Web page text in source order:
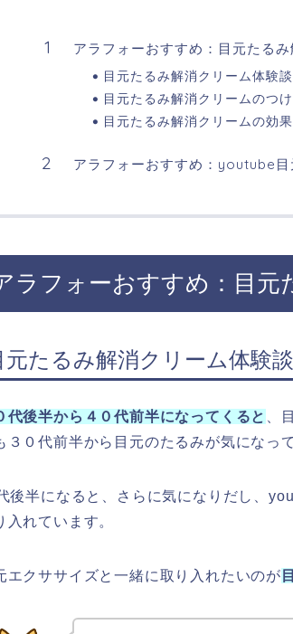
アラフォーおすすめ：目元たる
目元たるみ解消クリーム体験談
目元たるみ解消クリームのつ
目元たるみ解消クリームの効
アラフォーおすすめ：youtube
ラフォーおすすめ：目元
元たるみ解消クリーム体験談
代後半から４０代前半になってくると
、
３０代前半から目元のたるみが気になっ
後半になると、さらに気になりだし、
入れています。
エクササイズと一緒に取り入れたいのが